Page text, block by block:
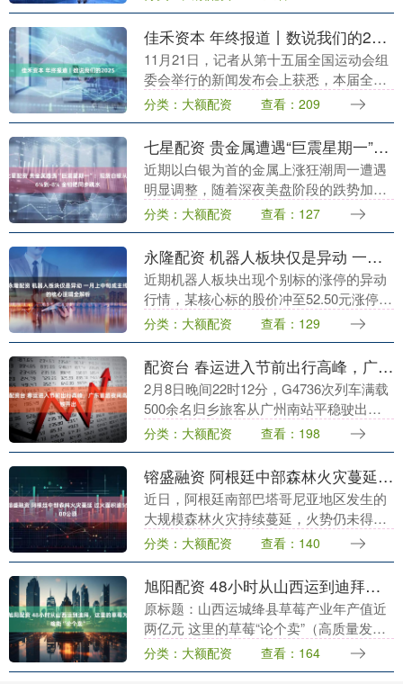
中有关事项存疑，经认真调查核实，审慎
作出不予试用的....
佳禾资本 年终报道丨数说我们的2025
11月21日，记者从第十五届全国运动会组
委会举行的新闻发布会上获悉，本届全运
会创超8项世界纪录、5项世界青年纪录、
13项亚洲纪录、10项亚洲青年纪录、14项
全国....
分类：大额配资 查看：209
七星配资 贵金属遭遇“巨震星期一”：现货白银从+6%到-8% 金铂钯同步跳水
近期以白银为首的金属上涨狂潮周一遭遇
明显调整，随着深夜美盘阶段的跌势加
剧，金银铂钯期货和现货均录得显著跌
幅。 截至发稿，现货白银从周一早盘一度
上涨近6%，转为跌....
分类：大额配资 查看：127
永隆配资 机器人板块仅是异动 一月上中旬成主线的核心逻辑全解析
近期机器人板块出现个别标的涨停的异动
行情，某核心标的股价冲至52.50元涨停，
市值达2209.2亿，单日成交额超141亿元，
但不少资深投资者直言“机器人目前还不....
分类：大额配资 查看：129
配资台 春运进入节前出行高峰，广东首趟夜间高铁开出
2月8日晚间22时12分，G4736次列车满载
500余名归乡旅客从广州南站平稳驶出，
这是2026年春运广东首趟夜间高铁。随着
春运节前出行高峰到来，夜间高铁开始
开....
分类：大额配资 查看：198
镕盛融资 阿根廷中部森林火灾蔓延 过火面积逾5500公顷
近日，阿根廷南部巴塔哥尼亚地区发生的
大规模森林火灾持续蔓延，火势仍未得到
有效控制。总台记者获悉，截至1月10
日，火灾已造成超过5500公顷林地被烧
毁，对多地居民....
分类：大额配资 查看：140
旭阳配资 48小时从山西运到迪拜，这里的草莓为啥能“论个卖”
原标题：山西运城绛县草莓产业年产值近
两亿元 这里的草莓“论个卖”（高质量发展
在一线·小城宝藏） 山西运城绛县大棚里的
草莓，从摘下到摆在阿联酋迪拜超市的货
分类：大额配资 查看：164